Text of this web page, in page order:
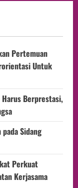
Pertemuan
Untuk
Berprestasi,
Sidang
Perkuat
Kerjasama